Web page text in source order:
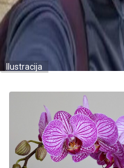
Ilustracija